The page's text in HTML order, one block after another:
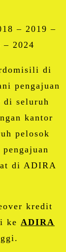
– 2019 –
– 2024
di
pengajuan
di seluruh
kantor
pelosok
di ADIRA
kredit
ke ADIRA